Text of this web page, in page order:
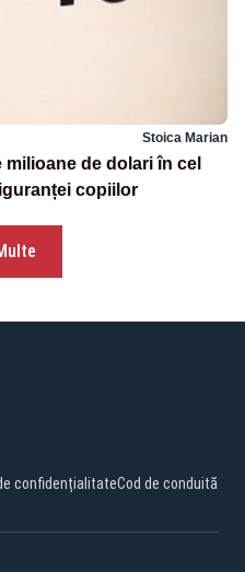
Stoica Marian
milioane de dolari în cel
copiilor
confidențialitateCod de conduită